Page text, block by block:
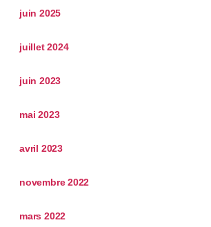
juin 2025
juillet 2024
juin 2023
mai 2023
avril 2023
novembre 2022
mars 2022